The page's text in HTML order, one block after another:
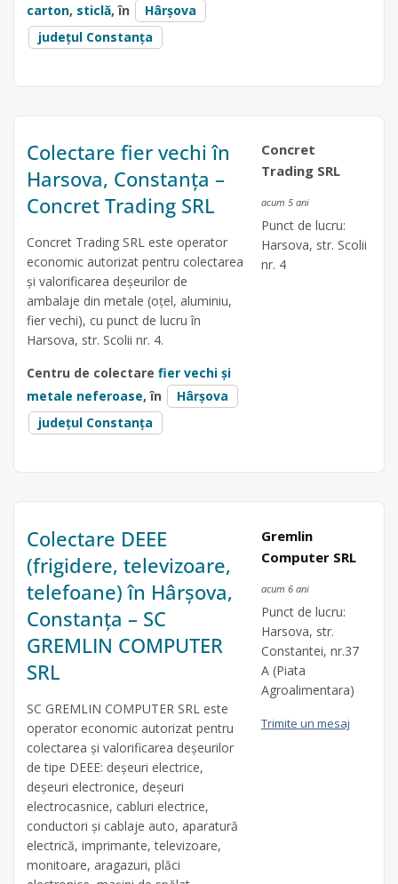
carton, sticlă, în
Hârșova
județul Constanța
Colectare fier vechi în
Harsova, Constanța –
Concret Trading SRL
Concret Trading SRL este operator
economic autorizat pentru colectarea
și valorificarea deșeurilor de
ambalaje din metale (oțel, aluminiu,
fier vechi), cu punct de lucru în
Harsova, str. Scolii nr. 4.
Centru de colectare fier vechi și
metale neferoase, în
Hârșova
județul Constanța
Concret
Trading SRL
acum 5 ani
Punct de lucru:
Harsova, str. Scolii
nr. 4
Colectare DEEE
(frigidere, televizoare,
telefoane) în Hârșova,
Constanța – SC
GREMLIN COMPUTER
SRL
SC GREMLIN COMPUTER SRL este
operator economic autorizat pentru
colectarea și valorificarea deșeurilor
de tipe DEEE: deșeuri electrice,
deșeuri electronice, deșeuri
electrocasnice, cabluri electrice,
conductori și cablaje auto, aparatură
electrică, imprimante, televizoare,
monitoare, aragazuri, plăci
Gremlin
Computer SRL
acum 6 ani
Punct de lucru:
Harsova, str.
Constantei, nr.37
A (Piata
Agroalimentara)
Trimite un mesaj